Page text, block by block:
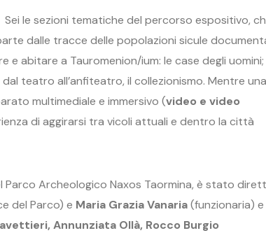
Sei le sezioni tematiche del percorso espositivo,
dalle tracce delle popolazioni sicule
e abitare a Tauromenion/ium: le case degli uomini;
teatro all’anfiteatro, il collezionismo. Mentre una
multimediale e immersivo (video e video
di aggirarsi tra vicoli attuali e dentro la città
Archeologico Naxos Taormina, è stato
del Parco) e Maria Grazia Vanaria(funzionaria) e
Annunziata Ollà, Rocco Burgio